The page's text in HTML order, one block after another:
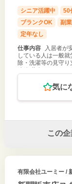
シニア活躍中 50
ブランクOK
副
定年なし
仕事内容
入居者が
している人は一般
除・洗濯等の見守り
連絡 共有スペース
支援（歯磨き
気に
この
有限会社ユーミー/